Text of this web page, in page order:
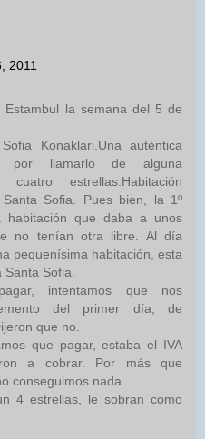
2011
Estambul la semana del 5 de
Konaklari.Una auténtica
por llamarlo de alguna
cuatro estrellas.Habitación
Sofia. Pues bien, la 1º
habitación que daba a unos
no tenían otra libre. Al día
pequenísima habitación, esta
Sofia.
intentamos que nos
del primer día, de
que no.
que pagar, estaba el IVA
a cobrar. Por más que
conseguimos nada.
4 estrellas, le sobran como